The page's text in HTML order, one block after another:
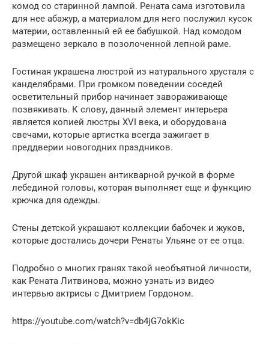
комод со старинной лампой. Рената сама изготовила
для нее абажур, а материалом для него послужил кусок
материи, оставленный ей ее бабушкой. Над комодом
размещено зеркало в позолоченной лепной раме.
Гостиная украшена люстрой из натурального хрусталя с
канделябрами. При громком поведении соседей
осветительный прибор начинает завораживающе
позвякивать. К слову, данный элемент интерьера
является копией люстры XVI века, и оборудована
свечами, которые артистка всегда зажигает в
преддверии новогодних праздников.
Другой шкаф украшен антикварной ручкой в форме
лебединой головы, которая выполняет еще и функцию
крючка для одежды.
Стены детской украшают коллекции бабочек и жуков,
которые достались дочери Ренаты Ульяне от ее отца.
Подробно о многих гранях такой необъятной личности,
как Рената Литвинова, можно узнать из видео
интервью актрисы с Дмитрием Гордоном.
https://youtube.com/watch?v=db4jG7okKic